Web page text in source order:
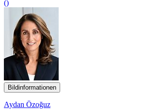
()
Bildinformationen
Aydan Özoğuz